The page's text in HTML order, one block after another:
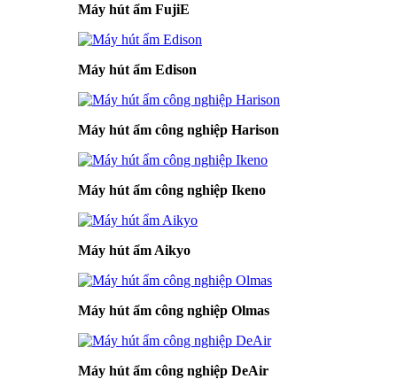
Máy hút ẩm FujiE
Máy hút ẩm Edison
Máy hút ẩm công nghiệp Harison
Máy hút ẩm công nghiệp Ikeno
Máy hút ẩm Aikyo
Máy hút ẩm công nghiệp Olmas
Máy hút ẩm công nghiệp DeAir